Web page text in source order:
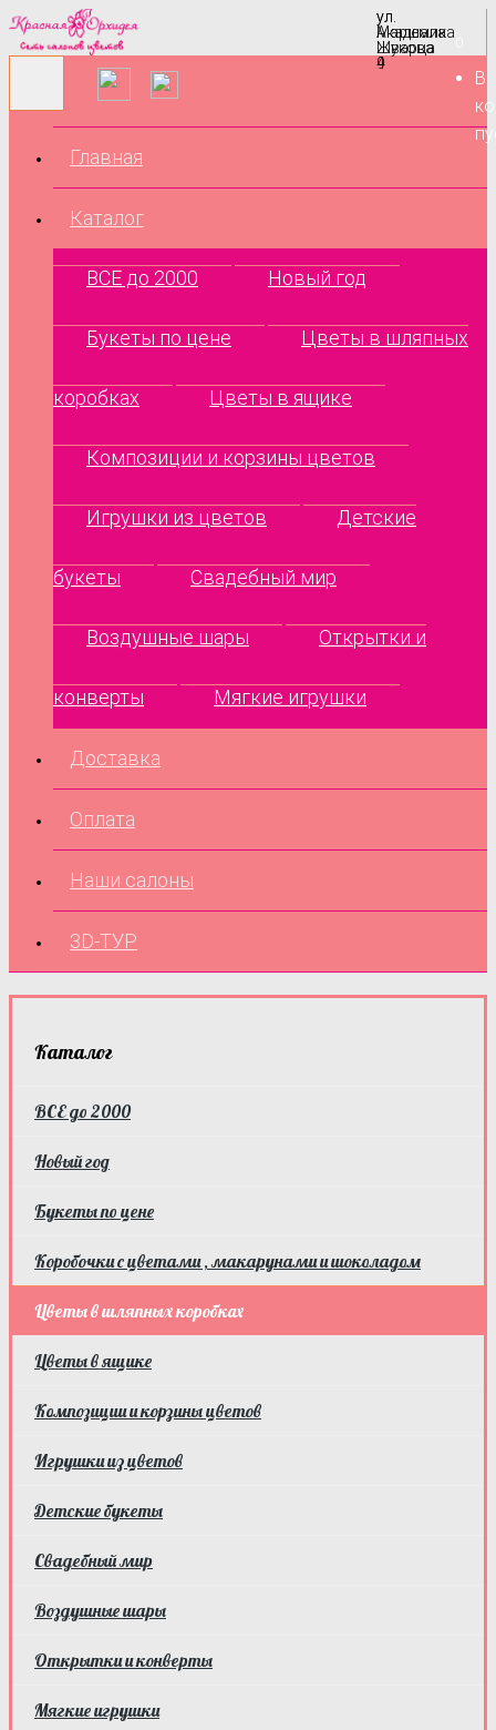
ул.
Маршала
Жукова
9
ул.
Академика
Шварца
4
В
Главная
Каталог
ВСЕ до 2000 Новый год
Букеты по цене Цветы в шляпных
коробках Цветы в ящике
Композиции и корзины цветов
Игрушки из цветов Детские
букеты Свадебный мир
Воздушные шары Открытки и
конверты Мягкие игрушки
Доставка
Оплата
Наши салоны
3D-ТУР
Каталог
ВСЕ до 2000
Новый год
Букеты по цене
Коробочки с цветами , макарунами и шоколадом
Цветы в шляпных коробках
Цветы в ящике
Композиции и корзины цветов
Игрушки из цветов
Детские букеты
Свадебный мир
Воздушные шары
Открытки и конверты
Мягкие игрушки